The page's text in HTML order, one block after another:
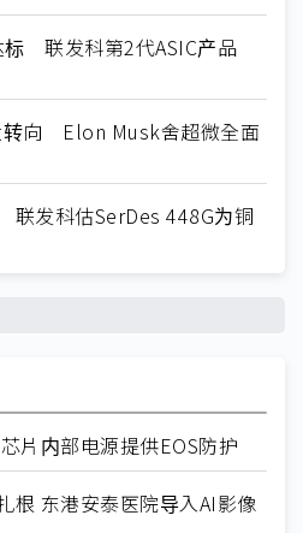
标 联发科第2代ASIC产品
转向 Elon Musk舍超微全面
发科估SerDes 448G为铜
片内部电源提供EOS防护
根 东港安泰医院导入AI影像